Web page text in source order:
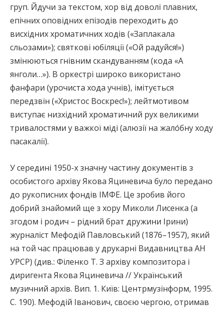
груп. Йдучи за текстом, хор від доволі плавних,
епічних оповідних епізодів переходить до
висхідних хроматичних ходів («Заплакала
сльозами»); святкові юбіляції («Ой радуйся!»)
змінюються гнівним скандуванням (кода «А
янголи…»). В оркестрі широко використано
фанфари (урочиста хода учнів), імітується
передзвін («Христос Воскрес!»); лейтмотивом
виступає низхідний хроматичний рух великими
тривалостями у важкої міді (алюзії на жалóбну ходу
пасакалії).
У середині 1950-х значну частину документів з
особистого архіву Якова Яциневича було передано
до рукописних фондів ІМФЕ. Це зробив його
добрий знайомий ще з хору Миколи Лисенка (а
згодом і родич – рідний брат дружини Ірини)
журналіст Мефодій Павловський (1876–1957), який
на той час працював у друкарні Видавництва АН
УРСР) (див.: Філенко Т. З архіву композитора і
диригента Якова Яциневича // Український
музичний архів. Вип. 1. Київ: Центрмузінформ, 1995.
С. 190). Мефодій Іванович, своєю чергою, отримав